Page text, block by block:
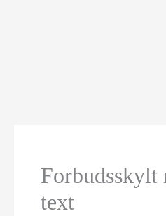
Forbudsskylt
text